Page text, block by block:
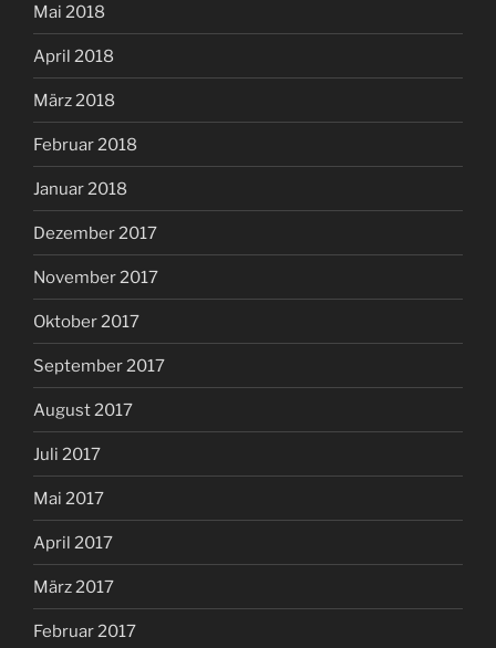
Mai 2018
April 2018
März 2018
Februar 2018
Januar 2018
Dezember 2017
November 2017
Oktober 2017
September 2017
August 2017
Juli 2017
Mai 2017
April 2017
März 2017
Februar 2017